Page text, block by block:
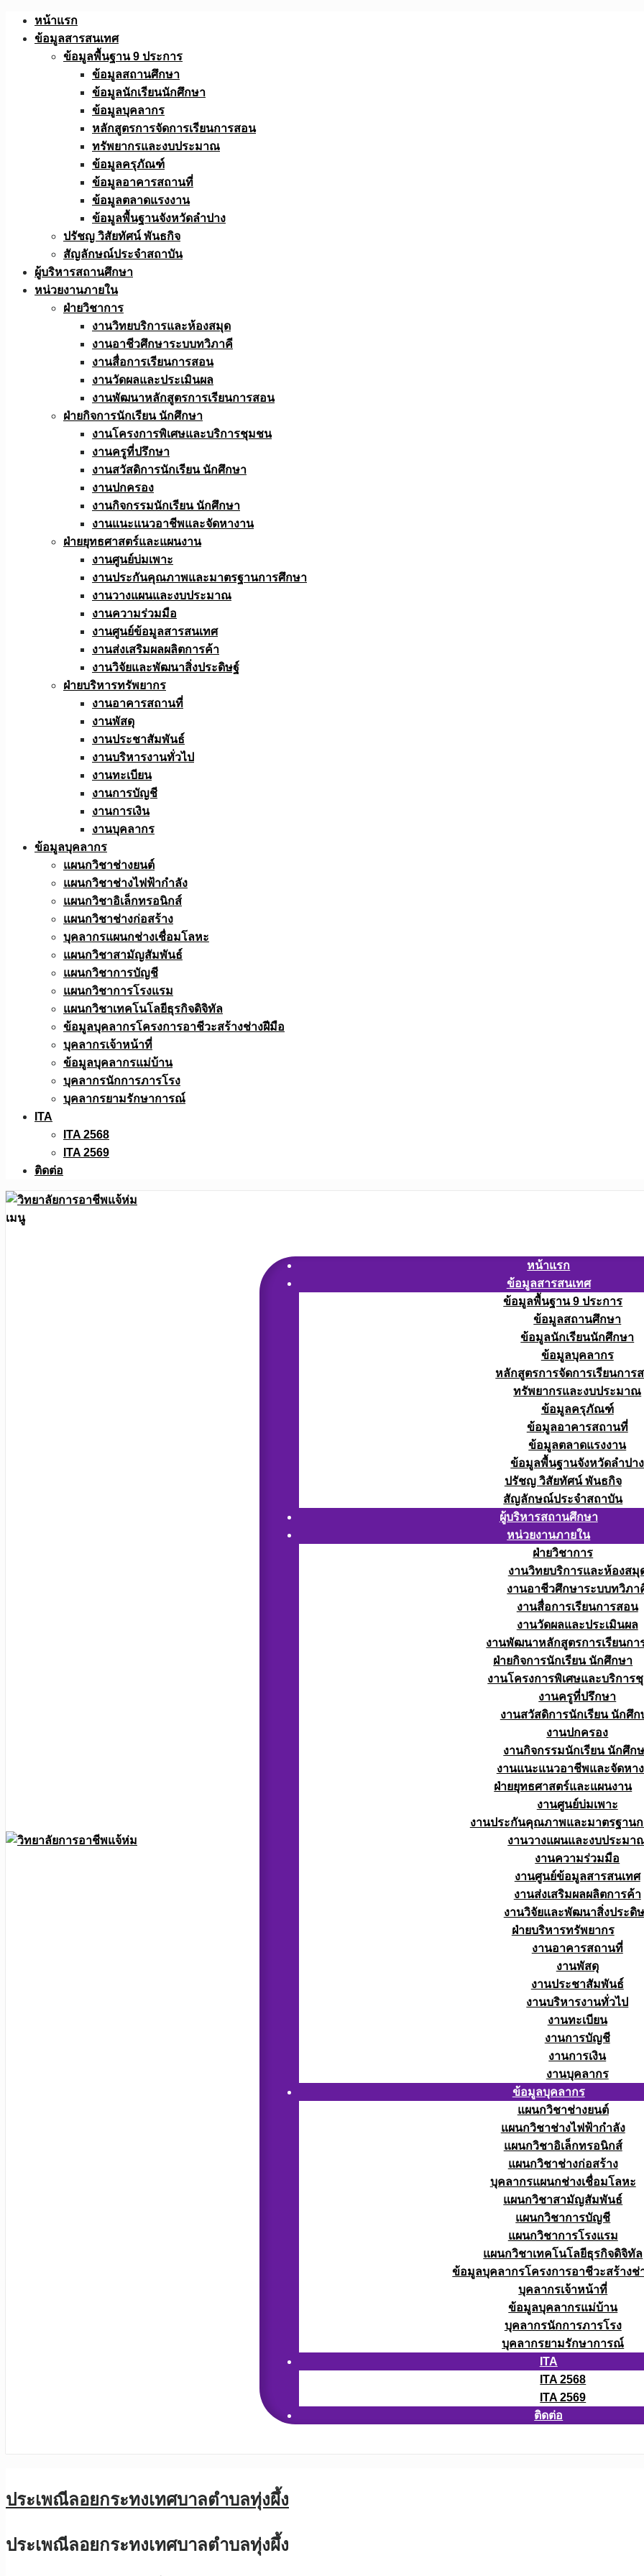
Skip
หน้าแรก
ข้อมูลสารสนเทศ
ข้อมูลพื้นฐาน 9 ประการ
ข้อมูลสถานศึกษา
ข้อมูลนักเรียนนักศึกษา
ข้อมูลบุคลากร
หลักสูตรการจัดการเรียนการสอน
ทรัพยากรและงบประมาณ
ข้อมูลครุภัณฑ์
ข้อมูลอาคารสถานที่
ข้อมูลตลาดแรงงาน
ข้อมูลพื้นฐานจังหวัดลำปาง
ปรัชญ วิสัยทัศน์ พันธกิจ
สัญลักษณ์ประจำสถาบัน
ผู้บริหารสถานศึกษา
หน่วยงานภายใน
ฝ่ายวิชาการ
งานวิทยบริการและห้องสมุด
งานอาชีวศึกษาระบบทวิภาคี
งานสื่อการเรียนการสอน
งานวัดผลและประเมินผล
งานพัฒนาหลักสูตรการเรียนการสอน
ฝ่ายกิจการนักเรียน นักศึกษา
งานโครงการพิเศษและบริการชุมชน
งานครูที่ปรึกษา
งานสวัสดิการนักเรียน นักศึกษา
งานปกครอง
งานกิจกรรมนักเรียน นักศึกษา
งานแนะแนวอาชีพและจัดหางาน
ฝ่ายยุทธศาสตร์และแผนงาน
งานศูนย์บ่มเพาะ
งานประกันคุณภาพและมาตรฐานการศึกษา
งานวางแผนและงบประมาณ
งานความร่วมมือ
งานศูนย์ข้อมูลสารสนเทศ
งานส่งเสริมผลผลิตการค้า
งานวิจัยและพัฒนาสิ่งประดิษฐ์
ฝ่ายบริหารทรัพยากร
งานอาคารสถานที่
งานพัสดุ
งานประชาสัมพันธ์
งานบริหารงานทั่วไป
งานทะเบียน
งานการบัญชี
งานการเงิน
งานบุคลากร
ข้อมูลบุคลากร
แผนกวิชาช่างยนต์
แผนกวิชาช่างไฟฟ้ากำลัง
แผนกวิชาอิเล็กทรอนิกส์
แผนกวิชาช่างก่อสร้าง
บุคลากรแผนกช่างเชื่อมโลหะ
แผนกวิชาสามัญสัมพันธ์
แผนกวิชาการบัญชี
แผนกวิชาการโรงแรม
แผนกวิชาเทคโนโลยีธุรกิจดิจิทัล
ข้อมูลบุคลากรโครงการอาชีวะสร้างช่างฝีมือ
บุคลากรเจ้าหน้าที่
ข้อมูลบุคลากรแม่บ้าน
บุคลากรนักการภารโรง
บุคลากรยามรักษาการณ์
ITA
ITA 2568
ITA 2569
ติดต่อ
เมนู
หน้าแรก
ข้อมูลสารสนเทศ
ข้อมูลพื้นฐาน 9 ประการ
ข้อมูลสถานศึกษา
ข้อมูลนักเรียนนักศึกษา
ข้อมูลบุคลากร
หลักสูตรการจัดการเรียนการ
ทรัพยากรและงบประมาณ
ข้อมูลครุภัณฑ์
ข้อมูลอาคารสถานที่
ข้อมูลตลาดแรงงาน
ข้อมูลพื้นฐานจังหวัดลำปาง
ปรัชญ วิสัยทัศน์ พันธกิจ
สัญลักษณ์ประจำสถาบัน
ผู้บริหารสถานศึกษา
หน่วยงานภายใน
ฝ่ายวิชาการ
งานวิทยบริการและห้องสมุ
งานอาชีวศึกษาระบบทวิภา
งานสื่อการเรียนการสอน
งานวัดผลและประเมินผล
งานพัฒนาหลักสูตรการเรียนกา
ฝ่ายกิจการนักเรียน นักศึกษา
งานโครงการพิเศษและบริการ
งานครูที่ปรึกษา
งานสวัสดิการนักเรียน นักศึก
งานปกครอง
งานกิจกรรมนักเรียน นักศึก
งานแนะแนวอาชีพและจัดหา
ฝ่ายยุทธศาสตร์และแผนงาน
งานศูนย์บ่มเพาะ
งานประกันคุณภาพและมาตรฐาน
งานวางแผนและงบประมา
งานความร่วมมือ
งานศูนย์ข้อมูลสารสนเทศ
งานส่งเสริมผลผลิตการค้า
งานวิจัยและพัฒนาสิ่งประดิ
ฝ่ายบริหารทรัพยากร
งานอาคารสถานที่
งานพัสดุ
งานประชาสัมพันธ์
งานบริหารงานทั่วไป
งานทะเบียน
งานการบัญชี
งานการเงิน
งานบุคลากร
ข้อมูลบุคลากร
แผนกวิชาช่างยนต์
แผนกวิชาช่างไฟฟ้ากำลัง
แผนกวิชาอิเล็กทรอนิกส์
แผนกวิชาช่างก่อสร้าง
บุคลากรแผนกช่างเชื่อมโลหะ
แผนกวิชาสามัญสัมพันธ์
แผนกวิชาการบัญชี
แผนกวิชาการโรงแรม
แผนกวิชาเทคโนโลยีธุรกิจดิจิทัล
ข้อมูลบุคลากรโครงการอาชีวะสร้างช่
บุคลากรเจ้าหน้าที่
ข้อมูลบุคลากรแม่บ้าน
บุคลากรนักการภารโรง
บุคลากรยามรักษาการณ์
ITA
ITA 2568
ITA 2569
ติดต่อ
ประเพณีลอยกระทงเทศบาลตำบลทุ่งผึ้ง
ประเพณีลอยกระทงเทศบาลตำบลทุ่งผึ้ง